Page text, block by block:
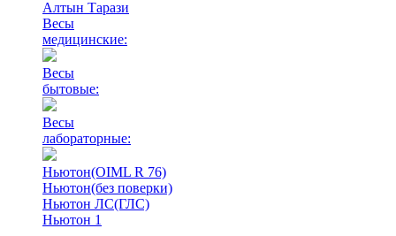
Алтын Тарази
Весы
медицинские:
Весы
бытовые:
Весы
лабораторные:
Ньютон(OIML R 76)
Ньютон(без поверки)
Ньютон ЛС(ГЛС)
Ньютон 1